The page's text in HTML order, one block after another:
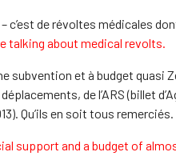
de révoltes médicales
talking about medical revolts.
subvention et à budget quasi
de l’ARS (billet
Qu’ils en soit tous remerciés.
support and a budget of